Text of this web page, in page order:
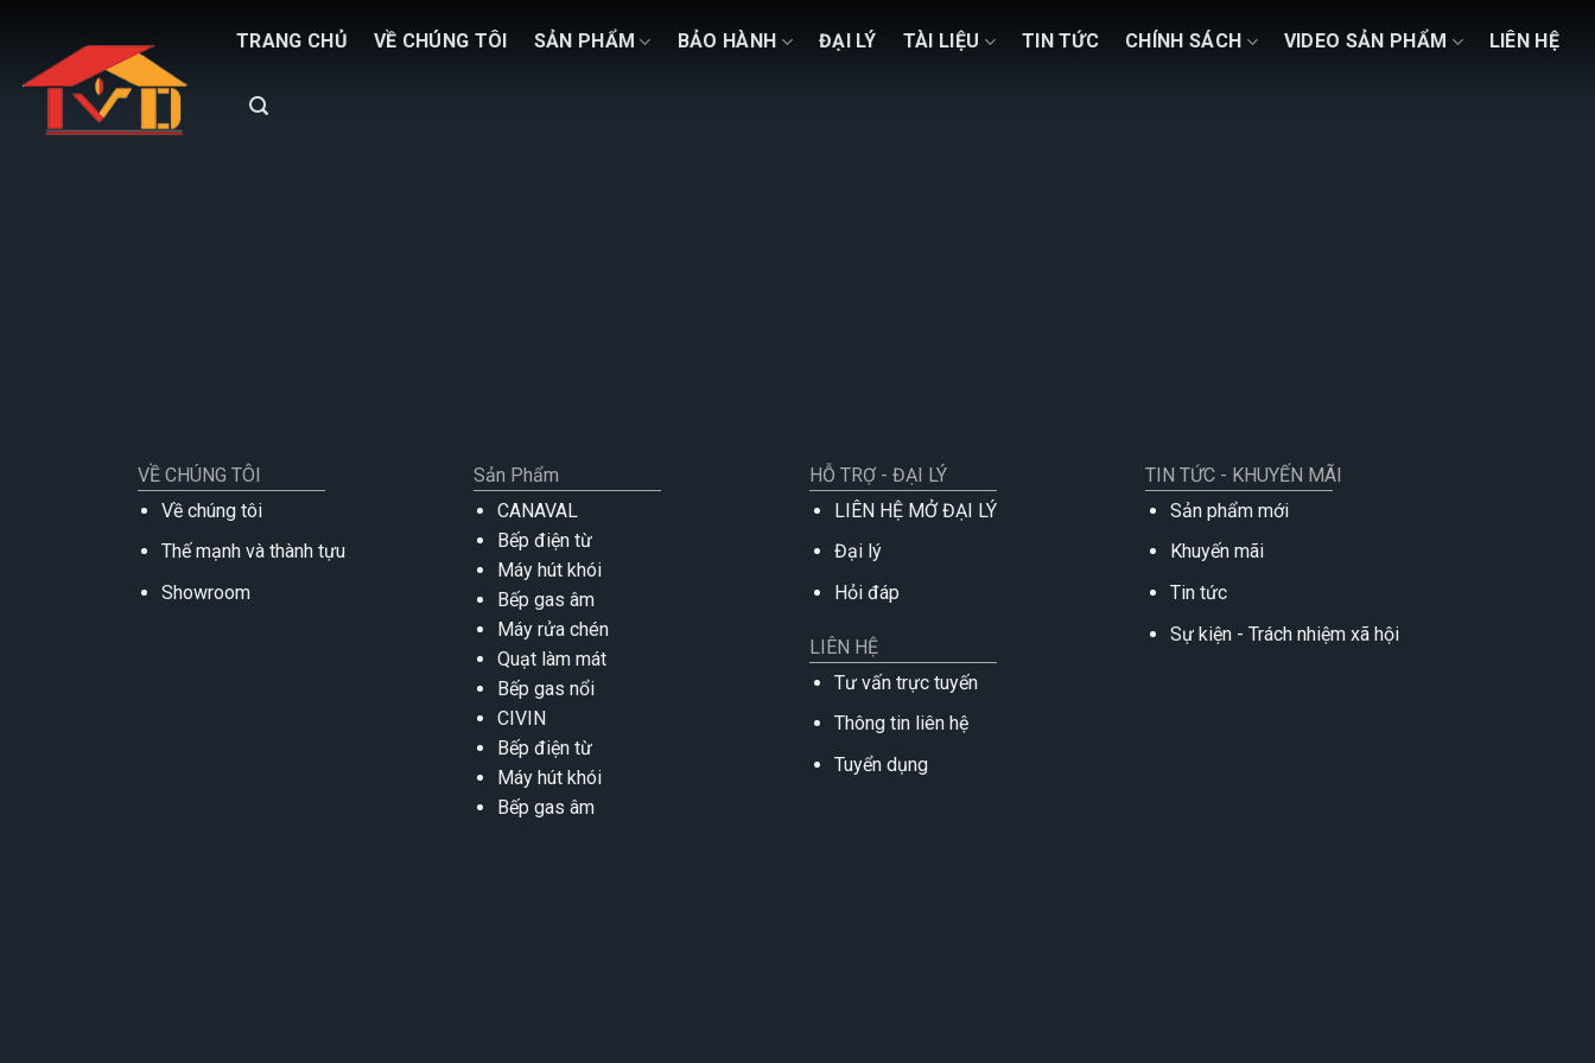
content
TRANG CHỦ VỀ CHÚNG TÔI SẢN PHẨM BẢO HÀNH ĐẠI LÝ TÀI LIỆU TIN TỨC CHÍNH SÁCH VIDEO SẢN PHẨM LIÊN HỆ
VỀ CHÚNG TÔI
Về chúng tôi
Thế mạnh và thành tựu
Showroom
Sản Phẩm
CANAVAL
Bếp điện từ
Máy hút khói
Bếp gas âm
Máy rửa chén
Quạt làm mát
Bếp gas nổi
CIVIN
Bếp điện từ
Máy hút khói
Bếp gas âm
HỖ TRỢ - ĐẠI LÝ
LIÊN HỆ MỞ ĐẠI LÝ
Đại lý
Hỏi đáp
LIÊN HỆ
Tư vấn trực tuyến
Thông tin liên hệ
Tuyển dụng
TIN TỨC - KHUYẾN MÃI
Sản phẩm mới
Khuyến mãi
Tin tức
Sự kiện - Trách nhiệm xã hội